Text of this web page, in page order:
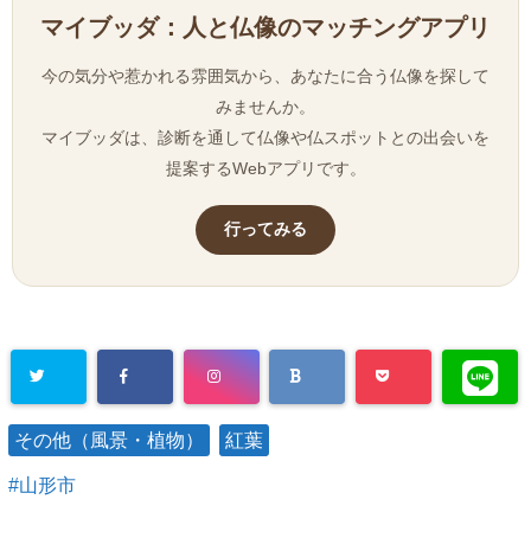
マイブッダ：人と仏像のマッチングアプリ
今の気分や惹かれる雰囲気から、あなたに合う仏像を探して
みませんか。
マイブッダは、診断を通して仏像や仏スポットとの出会いを
提案するWebアプリです。
行ってみる
その他（風景・植物） 紅葉
山形市